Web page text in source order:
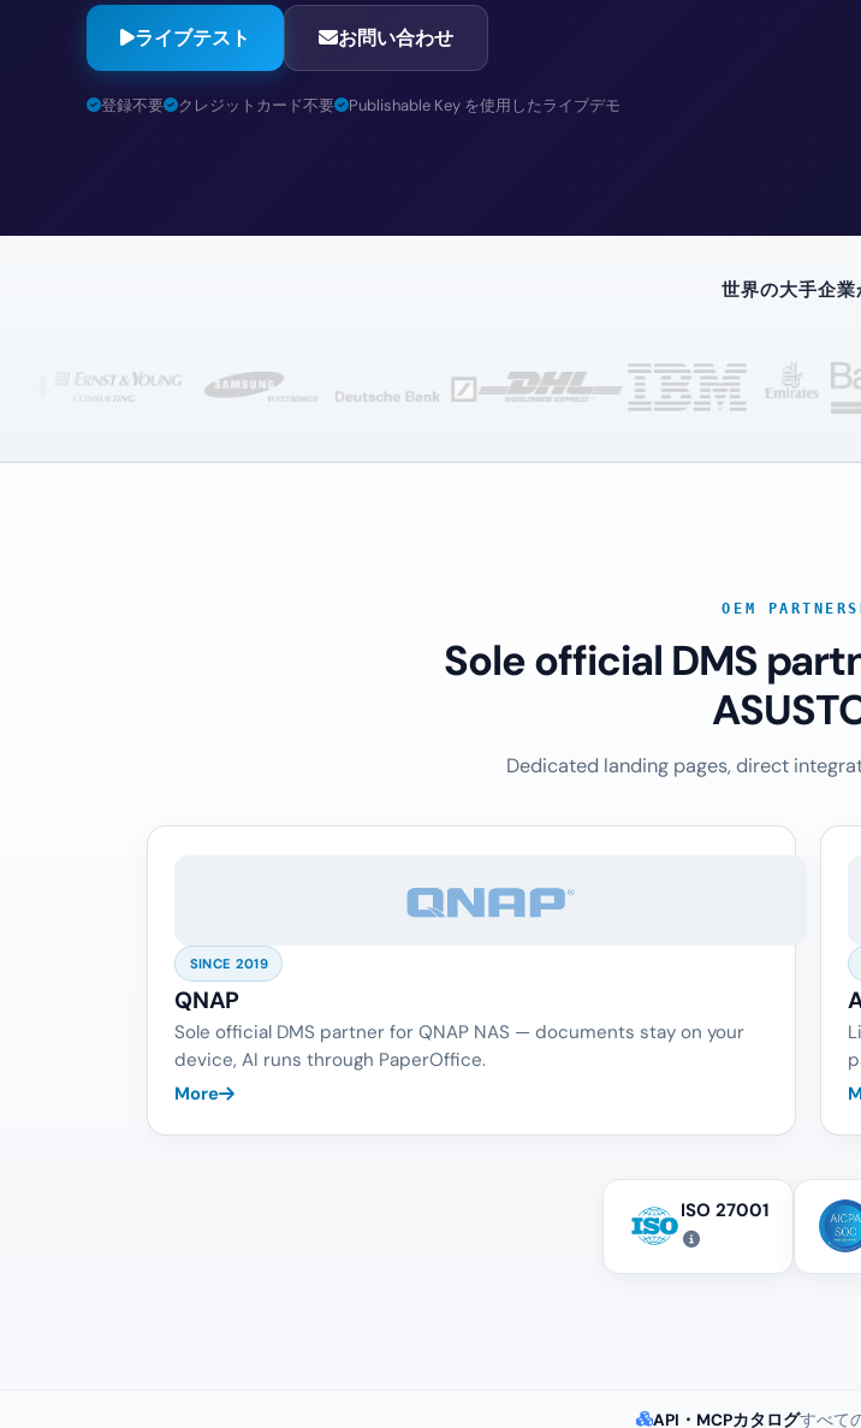
ライブテスト お問い合わせ
登録不要 クレジットカード不要 Publishable Key を使用したライブデモ
世界の大手企
OEM
Sole official DMS
Dedicated landing pages, direct
SINCE 2019
QNAP
Sole official DMS partner for QNAP NAS — documents stay on your
device, AI runs through PaperOffice.
More
ISO 27001
API・MCPカタログすべて